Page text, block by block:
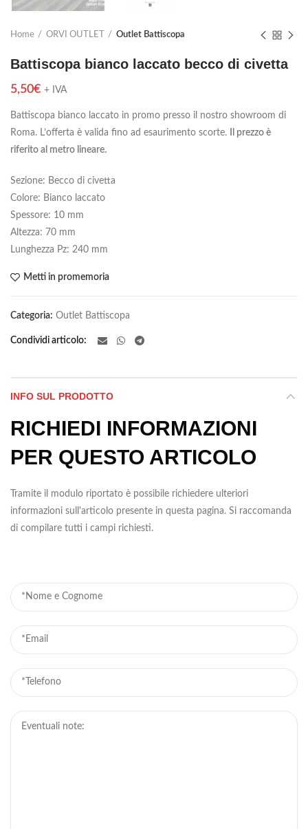
Home ORVI OUTLET Outlet Battiscopa
Battiscopa bianco laccato becco di civetta
5,50€ + IVA
Battiscopa bianco laccato in promo presso il nostro showroom di
Roma. L’offerta è valida fino ad esaurimento scorte.
Il prezzo è
riferito al metro lineare.
Sezione: Becco di civetta
Colore: Bianco laccato
Spessore: 10 mm
Altezza: 70 mm
Lunghezza Pz: 240 mm
Metti in promemoria
Categoria: Outlet Battiscopa
Condividi articolo
INFO SUL PRODOTTO
RICHIEDI INFORMAZIONI
PER QUESTO ARTICOLO
Tramite il modulo riportato è possibile richiedere ulteriori
informazioni sull'articolo presente in questa pagina. Si raccomanda
di compilare tutti i campi richiesti.